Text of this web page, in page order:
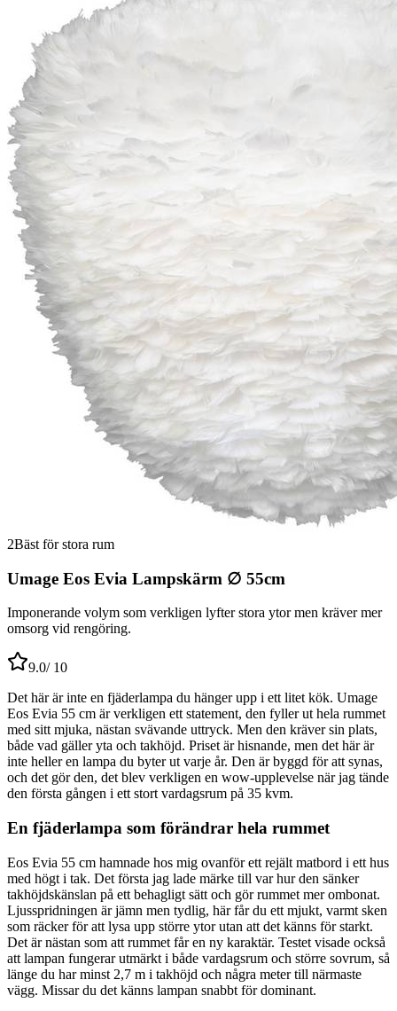
2Bäst för stora rum
Umage Eos Evia Lampskärm ∅ 55cm
Imponerande volym som verkligen lyfter stora ytor men kräver mer
omsorg vid rengöring.
9.0/ 10
Det här är inte en fjäderlampa du hänger upp i ett litet kök. Umage
Eos Evia 55 cm är verkligen ett statement, den fyller ut hela rummet
med sitt mjuka, nästan svävande uttryck. Men den kräver sin plats,
både vad gäller yta och takhöjd. Priset är hisnande, men det här är
inte heller en lampa du byter ut varje år. Den är byggd för att synas,
och det gör den, det blev verkligen en wow-upplevelse när jag tände
den första gången i ett stort vardagsrum på 35 kvm.
En fjäderlampa som förändrar hela rummet
Eos Evia 55 cm hamnade hos mig ovanför ett rejält matbord i ett hus
med högt i tak. Det första jag lade märke till var hur den sänker
takhöjdskänslan på ett behagligt sätt och gör rummet mer ombonat.
Ljusspridningen är jämn men tydlig, här får du ett mjukt, varmt sken
som räcker för att lysa upp större ytor utan att det känns för starkt.
Det är nästan som att rummet får en ny karaktär. Testet visade också
att lampan fungerar utmärkt i både vardagsrum och större sovrum, så
länge du har minst 2,7 m i takhöjd och några meter till närmaste
vägg. Missar du det känns lampan snabbt för dominant.